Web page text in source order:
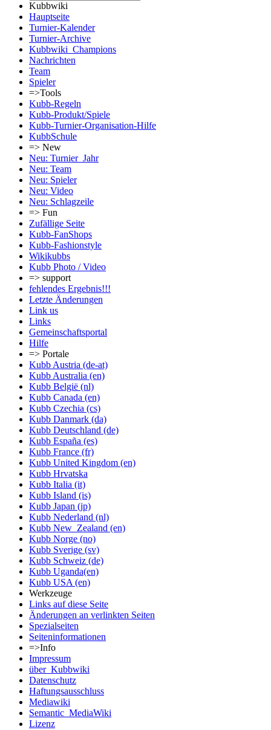
Kubbwiki
Hauptseite
Turnier-Kalender
Turnier-Archive
Kubbwiki_Champions
Nachrichten
Team
Spieler
=>Tools
Kubb-Regeln
Kubb-Produkt/Spiele
Kubb-Turnier-Organisation-Hilfe
KubbSchule
=> New
Neu: Turnier_Jahr
Neu: Team
Neu: Spieler
Neu: Video
Neu: Schlagzeile
=> Fun
Zufällige Seite
Kubb-FanShops
Kubb-Fashionstyle
Wikikubbs
Kubb Photo / Video
=> support
fehlendes Ergebnis!!!
Letzte Änderungen
Link us
Links
Gemeinschafts­portal
Hilfe
=> Portale
Kubb Austria (de-at)
Kubb Australia (en)
Kubb België (nl)
Kubb Canada (en)
Kubb Czechia (cs)
Kubb Danmark (da)
Kubb Deutschland (de)
Kubb España (es)
Kubb France (fr)
Kubb United Kingdom (en)
Kubb Hrvatska
Kubb Italia (it)
Kubb Island (is)
Kubb Japan (jp)
Kubb Nederland (nl)
Kubb New_Zealand (en)
Kubb Norge (no)
Kubb Sverige (sv)
Kubb Schweiz (de)
Kubb Uganda(en)
Kubb USA (en)
Werkzeuge
Links auf diese Seite
Änderungen an verlinkten Seiten
Spezialseiten
Seiten­informationen
=>Info
Impressum
über_Kubbwiki
Datenschutz
Haftungsausschluss
Mediawiki
Semantic_MediaWiki
Lizenz